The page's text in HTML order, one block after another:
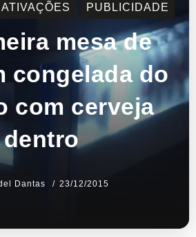
PUBLICIDADE
mesa de
congelada do
com cerveja
dentro
Dantas 23/12/2015